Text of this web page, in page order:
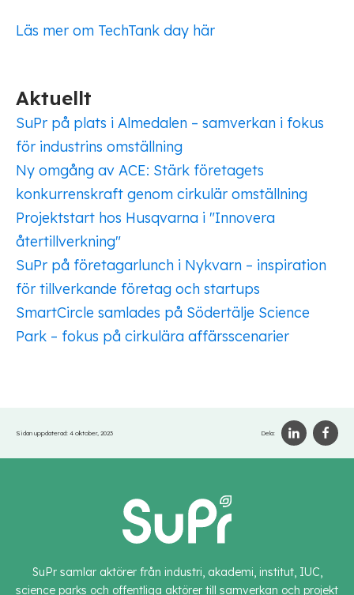
Läs mer om TechTank day här
Aktuellt
SuPr på plats i Almedalen – samverkan i fokus
för industrins omställning
Ny omgång av ACE: Stärk företagets
konkurrenskraft genom cirkulär omställning
Projektstart hos Husqvarna i "Innovera
återtillverkning"
SuPr på företagarlunch i Nykvarn – inspiration
för tillverkande företag och startups
SmartCircle samlades på Södertälje Science
Park – fokus på cirkulära affärsscenarier
Sidan uppdaterad: 4 oktober, 2023 Dela:
SuPr samlar aktörer från industri, akademi, institut, IUC,
science parks och offentliga aktörer till samverkan och projekt